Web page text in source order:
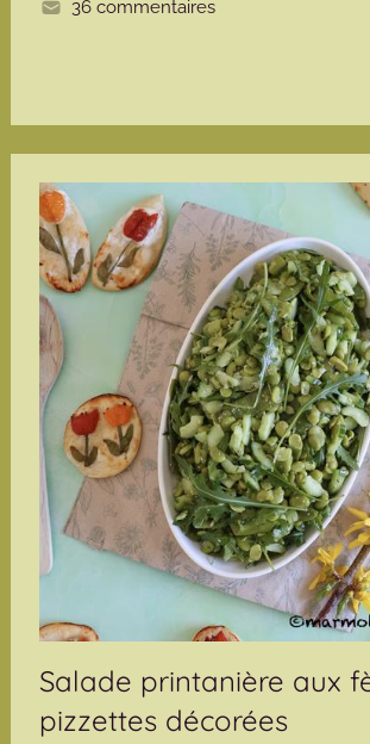
e
36 commentaires
Salade printanière aux
pizzettes décorées